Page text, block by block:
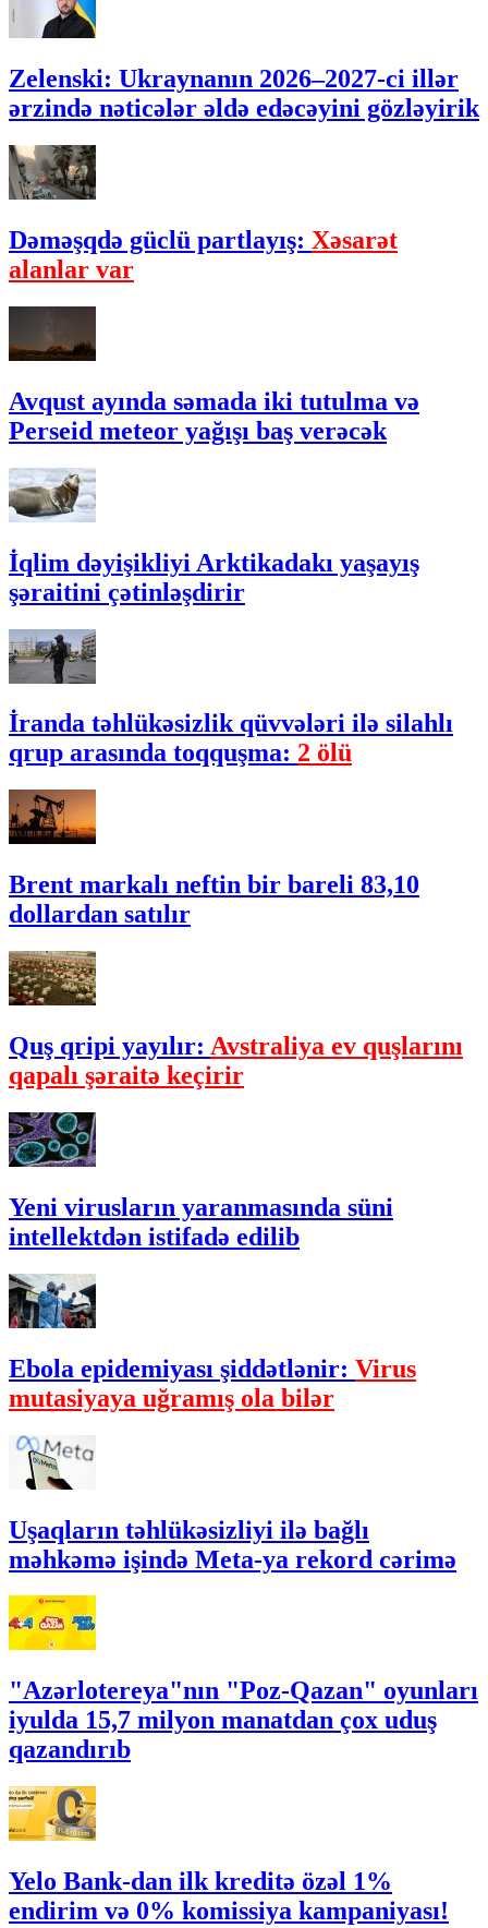
Zelenski: Ukraynanın 2026–2027-ci illər
ərzində nəticələr əldə edəcəyini gözləyirik
Dəməşqdə güclü partlayış: Xəsarət
alanlar var
Avqust ayında səmada iki tutulma və
Perseid meteor yağışı baş verəcək
İqlim dəyişikliyi Arktikadakı yaşayış
şəraitini çətinləşdirir
İranda təhlükəsizlik qüvvələri ilə silahlı
qrup arasında toqquşma: 2 ölü
Brent markalı neftin bir bareli 83,10
dollardan satılır
Quş qripi yayılır: Avstraliya ev quşlarını
qapalı şəraitə keçirir
Yeni virusların yaranmasında süni
intellektdən istifadə edilib
Ebola epidemiyası şiddətlənir: Virus
mutasiyaya uğramış ola bilər
Uşaqların təhlükəsizliyi ilə bağlı
məhkəmə işində Meta-ya rekord cərimə
"Azərlotereya"nın "Poz-Qazan" oyunları
iyulda 15,7 milyon manatdan çox uduş
qazandırıb
Yelo Bank-dan ilk kreditə özəl 1%
endirim və 0% komissiya kampaniyası!